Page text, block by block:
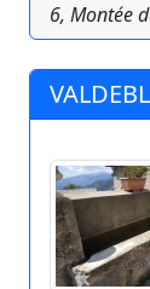
6, Montée